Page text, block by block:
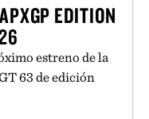
EDITION
estreno de la
63 de edición